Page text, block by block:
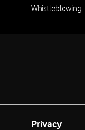
Whistleblowing
Privacy